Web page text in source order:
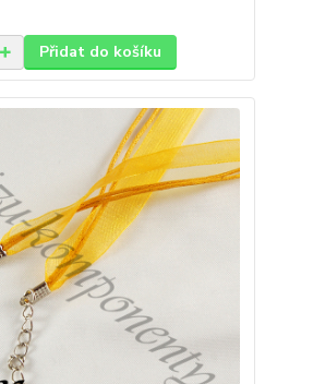
Přidat do košíku